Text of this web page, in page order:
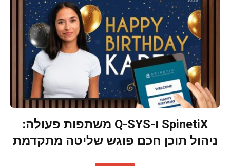
SpinetiX ו-Q-SYS משתפות פעולה:
ניהול תוכן חכם פוגש שליטה מתקדמת